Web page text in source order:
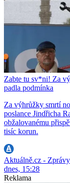
Zabte tu sv*ni! Za
padla podmínka
Za výhrůžky smrtí
poslance Jindřicha
obžalovanému
tisíc korun.
Aktuálně.cz - Zprávy
dnes, 15:28
Reklama